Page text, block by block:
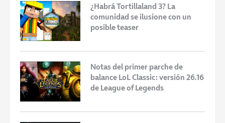
¿Habrá Tortillaland 3? La
comunidad se ilusione con un
posible teaser
Notas del primer parche de
balance LoL Classic: versión 26.16
de League of Legends